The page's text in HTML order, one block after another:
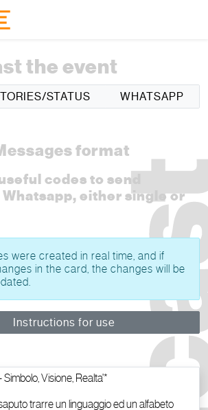
the event
STATUS WHATSAPP
format
codes to send
Whatsapp, either single or
were created in real time, and if
in the card, the changes will be
Instructions for use